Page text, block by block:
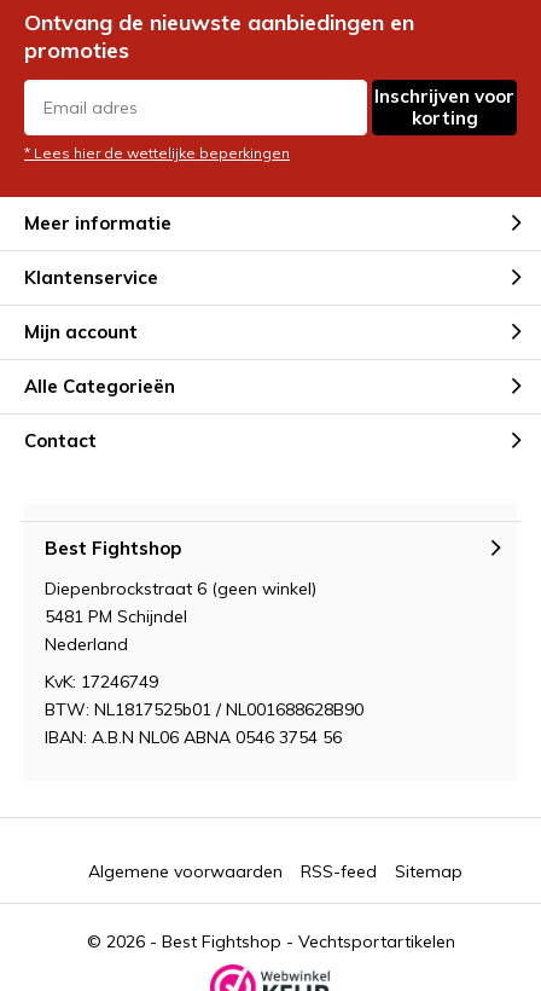
Ontvang de nieuwste aanbiedingen en
promoties
Inschrijven voor
korting
* Lees hier de wettelijke beperkingen
Meer informatie
Klantenservice
Mijn account
Alle Categorieën
Contact
Best Fightshop
Diepenbrockstraat 6 (geen winkel)
5481 PM Schijndel
Nederland
KvK: 17246749
BTW: NL1817525b01 / NL001688628B90
IBAN: A.B.N NL06 ABNA 0546 3754 56
© 2026 - Best Fightshop - Vechtsportartikelen
Algemene voorwaarden RSS-feed Sitemap